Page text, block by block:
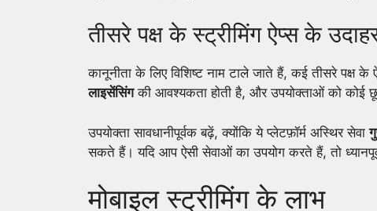
तीसरे पक्ष के स्ट्रीमिंग ऐप्स के
कानूनीता के लिए विशिष्ट नाम टाले जाते हैं, कई तीसरे पक्ष
लाइसेंसिंगकी आवश्यकता होती है, और उपयोक्ताओं को
उपयोक्ता सावधानीपूर्वक बढ़ें, क्योंकि ये प्लेटफ़ॉर्म अस्थिर सेवा
सकते हैं। यदि आप ऐसी सेवाओं का उपयोग करते हैं, तो
मोबाइल स्ट्रीमिंग के लाभ